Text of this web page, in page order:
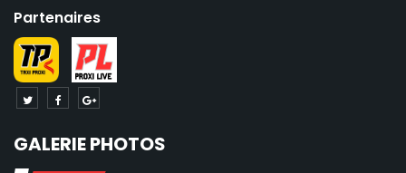
Partenaires
GALERIE PHOTOS